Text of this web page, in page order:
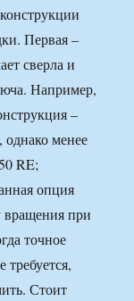
Первая –
сверла и
Например,
–
менее
RE;
опция
вращения при
точное
Стоит